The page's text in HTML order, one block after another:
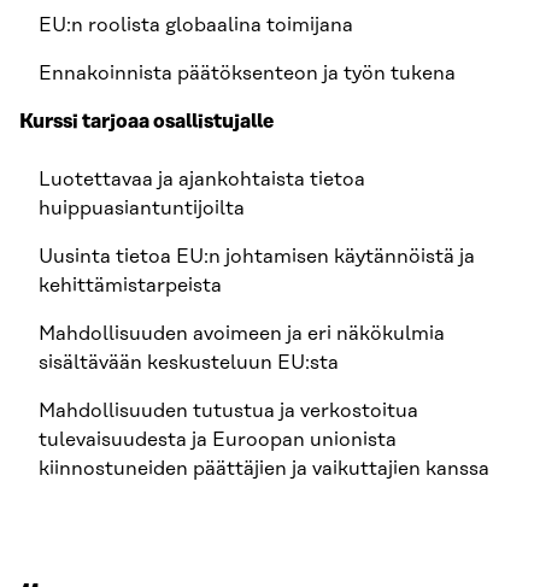
EU:n roolista globaalina toimijana
Ennakoinnista päätöksenteon ja työn tukena
Kurssi tarjoaa osallistujalle
Luotettavaa ja ajankohtaista tietoa
huippuasiantuntijoilta
Uusinta tietoa EU:n johtamisen käytännöistä ja
kehittämistarpeista
Mahdollisuuden avoimeen ja eri näkökulmia
sisältävään keskusteluun EU:sta
Mahdollisuuden tutustua ja verkostoitua
tulevaisuudesta ja Euroopan unionista
kiinnostuneiden päättäjien ja vaikuttajien kanssa